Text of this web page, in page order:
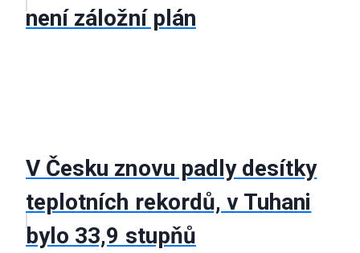
není záložní plán
V Česku znovu padly desítky
teplotních rekordů, v Tuhani
bylo 33,9 stupňů